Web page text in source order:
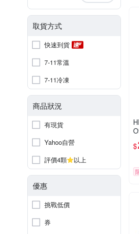
取貨方式
快速到貨
7-11常溫
7-11冷凍
商品狀況
有現貨
Yahoo自營
評價4顆
以上
優惠
挑戰低價
券
$